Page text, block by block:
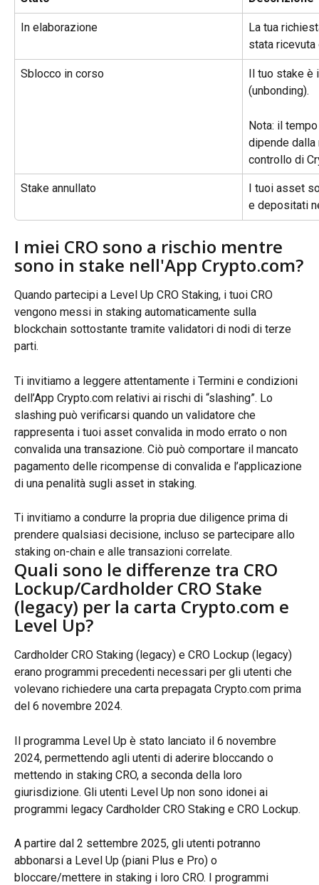
In elaborazione
La tua
stata ricevuta
Sblocco in corso
Il tuo stake è
(unbonding).
Nota: il
dipende
controllo di
Stake annullato
I tuoi asset
e depositati
I miei CRO sono a rischio mentre
sono in stake nell'App Crypto.com?
Quando partecipi a Level Up CRO Staking, i tuoi CRO
vengono messi in staking automaticamente sulla
blockchain sottostante tramite validatori di nodi di terze
parti.
Ti invitiamo a leggere attentamente i Termini e condizioni
dell’App Crypto.com relativi ai rischi di “slashing”. Lo
slashing può verificarsi quando un validatore che
rappresenta i tuoi asset convalida in modo errato o non
convalida una transazione. Ciò può comportare il mancato
pagamento delle ricompense di convalida e l’applicazione
di una penalità sugli asset in staking.
Ti invitiamo a condurre la propria due diligence prima di
prendere qualsiasi decisione, incluso se partecipare allo
staking on-chain e alle transazioni correlate.
Quali sono le differenze tra CRO
Lockup/Cardholder CRO Stake
(legacy) per la carta Crypto.com e
Level Up?
Cardholder CRO Staking (legacy) e CRO Lockup (legacy)
erano programmi precedenti necessari per gli utenti che
volevano richiedere una carta prepagata Crypto.com prima
del 6 novembre 2024.
Il programma Level Up è stato lanciato il 6 novembre
2024, permettendo agli utenti di aderire bloccando o
mettendo in staking CRO, a seconda della loro
giurisdizione. Gli utenti Level Up non sono idonei ai
programmi legacy Cardholder CRO Staking e CRO Lockup.
A partire dal 2 settembre 2025, gli utenti potranno
abbonarsi a Level Up (piani Plus e Pro) o
bloccare/mettere in staking i loro CRO. I programmi